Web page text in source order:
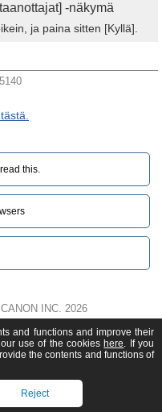
-näkymä
ja paina sitten [Kyllä].
this.‎
INC. 2026
and functions and improve their
use of the cookies here. If you
the contents and functions of
Reject